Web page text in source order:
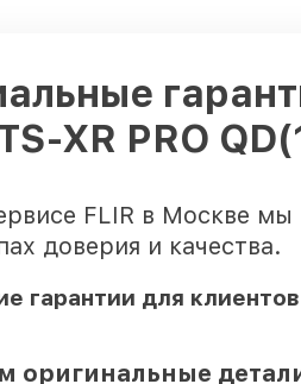
XR PRO
FLIR в Москве мы
доверия и качества.
гарантии для клиентов
оригинальные